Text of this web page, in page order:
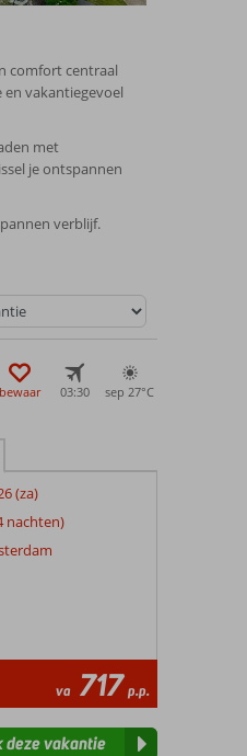
comfort centraal
en vakantiegevoel
met
je ontspannen
verblijf.
bewaar 03:30 sep 27°C
(za)
nachten)
va 717 p.p.
deze vakantie